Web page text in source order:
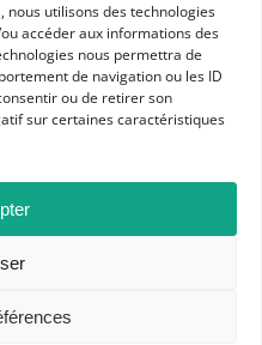
utilisons des technologies
accéder aux informations des
nous permettra de
de navigation ou les ID
ou de retirer son
sur certaines caractéristiques
et géographie
33 62 37
Paris Cedex 02